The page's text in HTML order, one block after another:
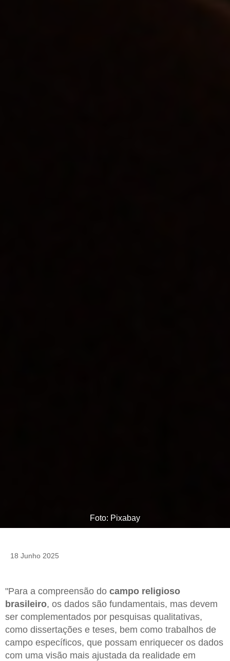
Foto: Pixabay
18 Junho 2025
"Para a compreensão do campo religioso
brasileiro, os dados são fundamentais, mas devem
ser complementados por pesquisas qualitativas,
como dissertações e teses, bem como trabalhos de
campo específicos, que possam enriquecer os dados
com uma visão mais ajustada da realidade em